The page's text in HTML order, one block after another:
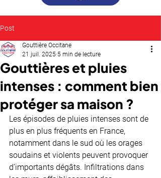
Post
Gouttières et pluies
intenses : comment bien
protéger sa maison ?
Gouttière Occitane
21 juil. 2025 5 min de lecture
Les épisodes de pluies intenses sont de
plus en plus fréquents en France,
notamment dans le sud où les orages
soudains et violents peuvent provoquer
d’importants dégâts. Infiltrations dans